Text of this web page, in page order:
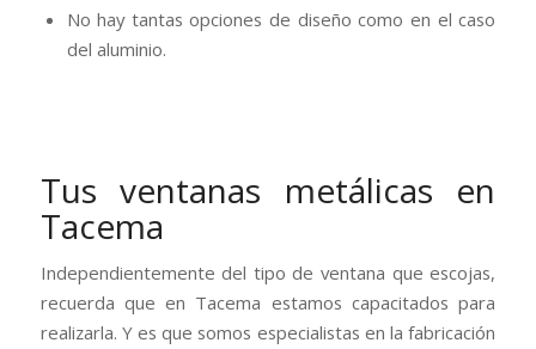
No hay tantas opciones de diseño como en el caso
del aluminio.
Tus ventanas metálicas en
Tacema
Independientemente del tipo de ventana que escojas,
recuerda que en Tacema estamos capacitados para
realizarla. Y es que somos especialistas en la fabricación